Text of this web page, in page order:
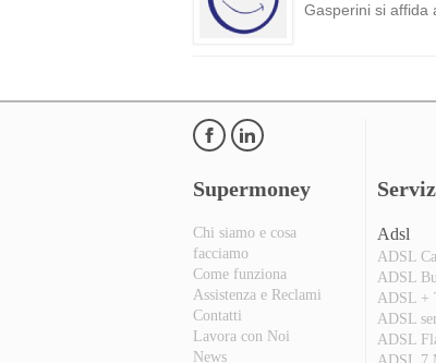
Gasperini si affida
Supermoney
Chi siamo e cosa
facciamo
Come funziona
Assistenza e Reclami
Contatti
Lavora con Noi
News
Adsl
ADSL
ADSL
ADSL +
ADSL
ADSL